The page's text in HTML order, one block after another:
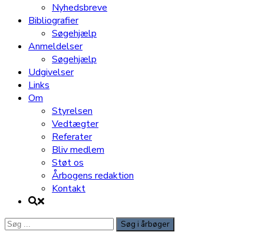
Nyhedsbreve
Bibliografier
Søgehjælp
Anmeldelser
Søgehjælp
Udgivelser
Links
Om
Styrelsen
Vedtægter
Referater
Bliv medlem
Støt os
Årbogens redaktion
Kontakt
Søg